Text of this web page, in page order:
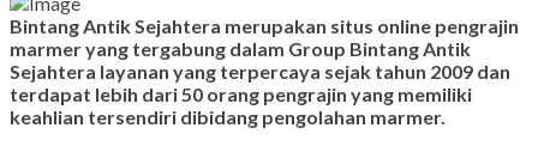
Bintang Antik Sejahtera merupakan situs online pengrajin
marmer yang tergabung dalam Group Bintang Antik
Sejahtera layanan yang terpercaya sejak tahun 2009 dan
terdapat lebih dari 50 orang pengrajin yang memiliki
keahlian tersendiri dibidang pengolahan marmer.